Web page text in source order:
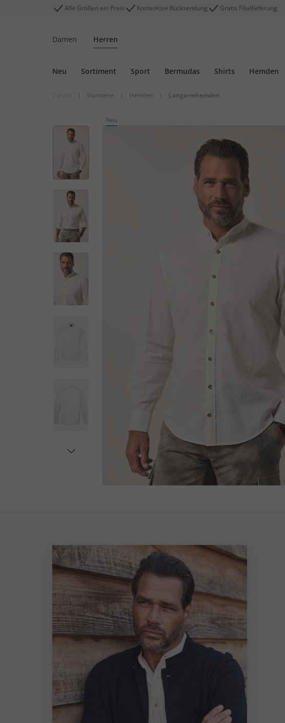
Alle Größen ein Preis Kostenlose Rücksendung Gratis Filiallieferung
Damen Herren
Neu Sortiment Sport Bermudas Shirts Hemden
| Startseite | Hemden | Langarmhemden
Neu